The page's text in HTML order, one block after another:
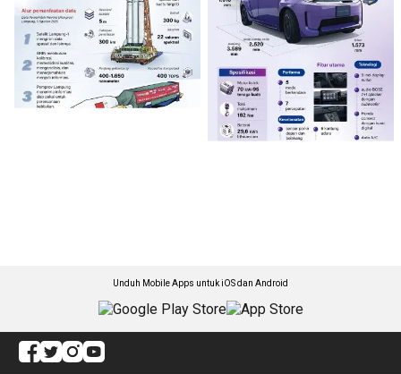
Unduh Mobile Apps untuk iOS dan Android